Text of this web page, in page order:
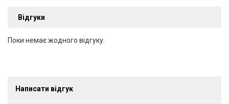
Відгуки
Поки немає жодного відгуку.
Написати відгук